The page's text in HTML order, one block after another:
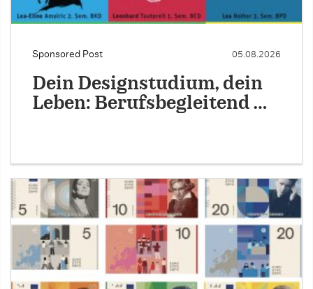
Sponsored Post 05.08.2026
Dein Designstudium, dein
Leben: Berufsbegleitend …